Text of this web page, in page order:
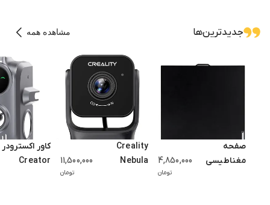
سه‌بعدی
جدید‌ترین‌ها مشاهده همه
صفحه
مغناطیسی
4,850,000
تومان
Creality
Nebula
11,500,000
تومان
کاور اکسترودر
Creator